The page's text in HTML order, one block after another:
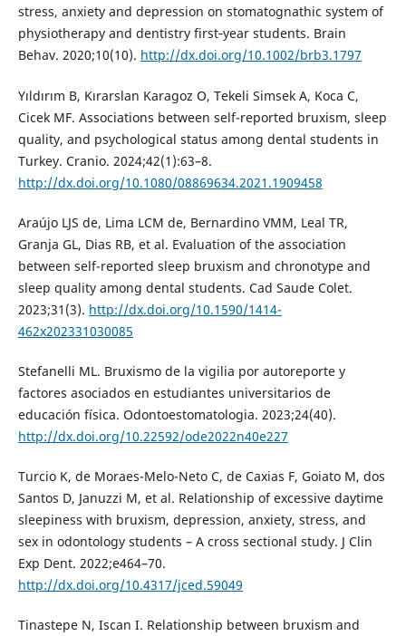
stress, anxiety and depression on stomatognathic system of
physiotherapy and dentistry first‐year students. Brain
Behav. 2020;10(10). http://dx.doi.org/10.1002/brb3.1797
Yıldırım B, Kırarslan Karagoz O, Tekeli Simsek A, Koca C,
Cicek MF. Associations between self-reported bruxism, sleep
quality, and psychological status among dental students in
Turkey. Cranio. 2024;42(1):63–8.
http://dx.doi.org/10.1080/08869634.2021.1909458
Araújo LJS de, Lima LCM de, Bernardino VMM, Leal TR,
Granja GL, Dias RB, et al. Evaluation of the association
between self-reported sleep bruxism and chronotype and
sleep quality among dental students. Cad Saude Colet.
2023;31(3). http://dx.doi.org/10.1590/1414-
462x202331030085
Stefanelli ML. Bruxismo de la vigilia por autoreporte y
factores asociados en estudiantes universitarios de
educación física. Odontoestomatologia. 2023;24(40).
http://dx.doi.org/10.22592/ode2022n40e227
Turcio K, de Moraes-Melo-Neto C, de Caxias F, Goiato M, dos
Santos D, Januzzi M, et al. Relationship of excessive daytime
sleepiness with bruxism, depression, anxiety, stress, and
sex in odontology students – A cross sectional study. J Clin
Exp Dent. 2022;e464–70.
http://dx.doi.org/10.4317/jced.59049
Tinastepe N, Iscan I. Relationship between bruxism and